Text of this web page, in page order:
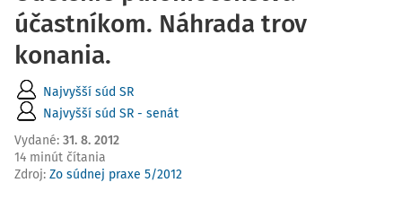
účastníkom. Náhrada trov
konania.
Najvyšší súd SR
Najvyšší súd SR - senát
Vydané: 31. 8. 2012
14 minút čítania
Zdroj: Zo súdnej praxe 5/2012